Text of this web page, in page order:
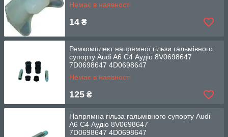
Немає в наявності
14 ₴
Ремкомплект напрямної гільзи гальмівного
супорту Audi A6 C4 Аудіо 8V0698647
7D0698647 4D0698647
Немає в наявності
125 ₴
Напрямна гільза гальмівного супорту Audi
A6 C4 Аудіо 8V0698647
7D0698647 4D0698647